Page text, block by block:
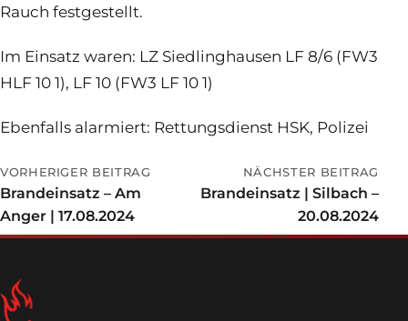
Rauch festgestellt.
Im Einsatz waren: LZ Siedlinghausen LF 8/6 (FW3
HLF 10 1), LF 10 (FW3 LF 10 1)
Ebenfalls alarmiert: Rettungsdienst HSK, Polizei
VORHERIGER BEITRAG
Brandeinsatz – Am
Anger | 17.08.2024
NÄCHSTER BEITRAG
Brandeinsatz | Silbach –
20.08.2024